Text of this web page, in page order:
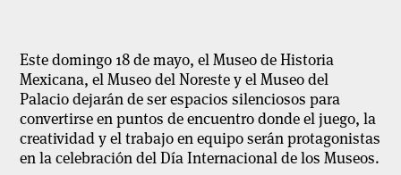
Este domingo 18 de mayo, el Museo de Historia
Mexicana, el Museo del Noreste y el Museo del
Palacio dejarán de ser espacios silenciosos para
convertirse en puntos de encuentro donde el juego, la
creatividad y el trabajo en equipo serán protagonistas
en la celebración del Día Internacional de los Museos.